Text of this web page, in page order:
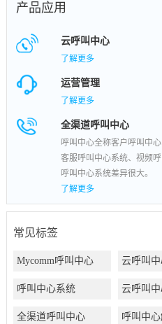
产品应用
云呼叫中心
了解更多
运营管理
了解更多
全渠道呼叫中心
呼叫中心全称客户呼叫中
客服呼叫中心系统、视频
呼叫中心系统差异很大。
了解更多
常见标签
Mycomm呼叫中心 云呼叫中
呼叫中心系统 云呼叫
全渠道呼叫中心 呼叫中